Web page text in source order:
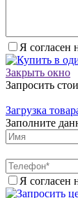
Я согласен
Закрыть окно
Запросить
Загрузка
Заполните
Я согласен